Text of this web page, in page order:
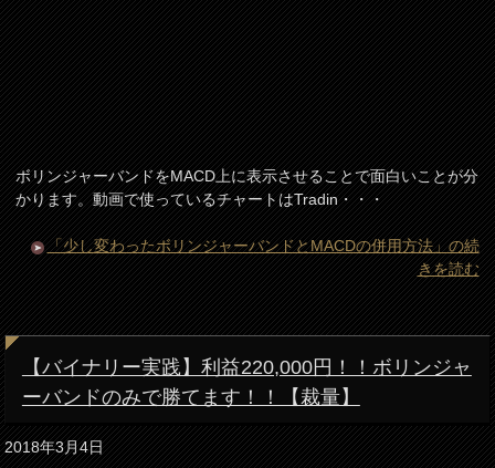
ボリンジャーバンドをMACD上に表示させることで面白いことが分
かります。動画で使っているチャートはTradin・・・
「少し変わったボリンジャーバンドとMACDの併用方法」の続
きを読む
【バイナリー実践】利益220,000円！！ボリンジャ
ーバンドのみで勝てます！！【裁量】
2018年3月4日